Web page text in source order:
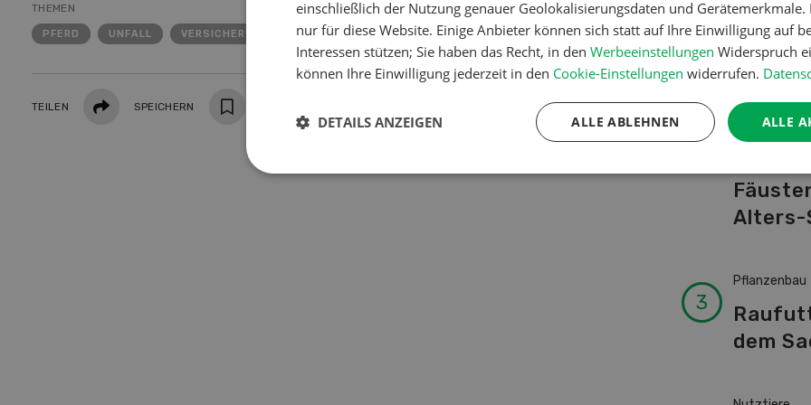
THEMEN
PFERD UNFALL VERSICHERUNG
TEILEN Teilen SPEICHERN
von A-
Alters-
Pflanzenbau
dem
einschließlich der Nutzung genauer Geolokalisierungsdaten und
nur für diese Website. Einige Anbieter können sich statt auf Ihre Einwilligung auf
Interessen stützen; Sie haben das Recht, in den Werbeeinstellungen Widerspruch
können Ihre Einwilligung jederzeit in den Cookie-Einstellungen widerrufen.
ALLE
ALLE ABLEHNEN
DETAILS ANZEIGEN